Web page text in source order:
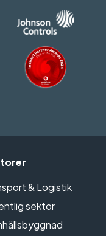
& Logistik
sektor